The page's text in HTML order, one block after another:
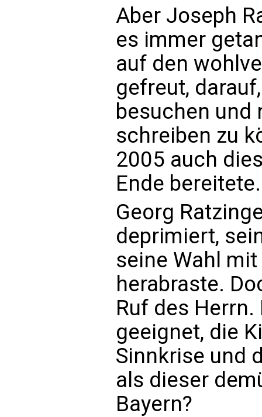
Aber Joseph
es immer
auf den
gefreut,
besuchen und
schreiben zu
2005 auch
Ende bereitete.
Georg
deprimiert,
seine Wahl mit
herabraste.
Ruf des
geeignet, die
Sinnkrise und
als dieser
Bayern?